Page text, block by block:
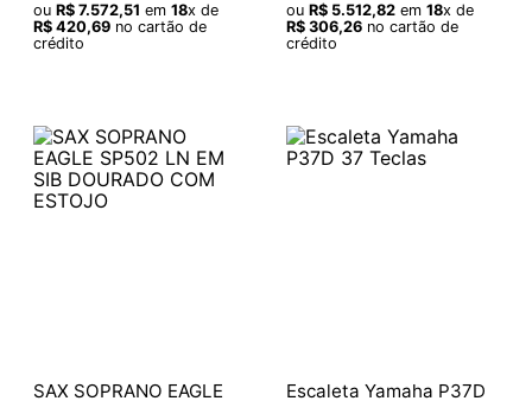
ou R$ 7.572,51 em 18x de
R$ 420,69no cartão de
crédito
ou R$ 5.512,82em 18x de
R$ 306,26no cartão de
crédito
SAX SOPRANO EAGLE
Escaleta Yamaha P37D